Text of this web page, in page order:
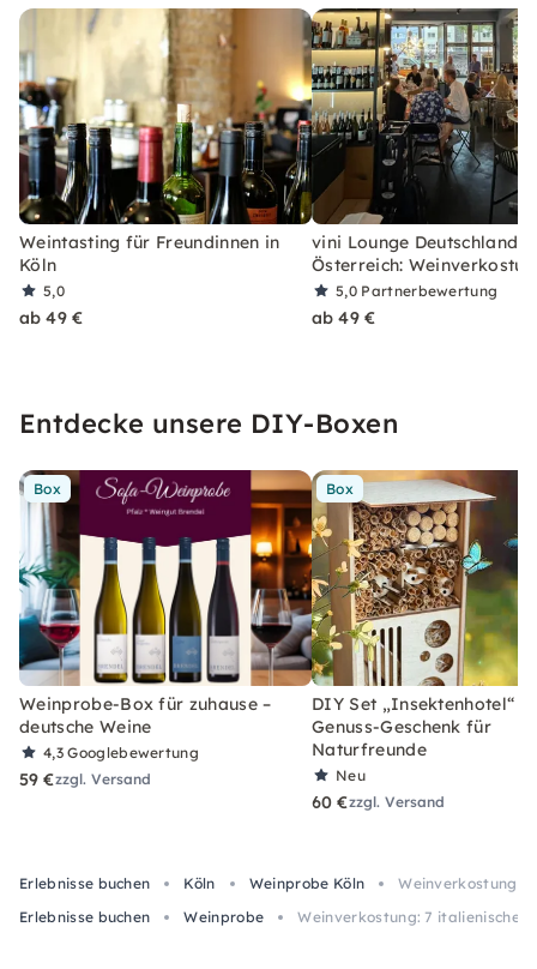
Weintasting für Freundinnen in
Köln
5,0
ab 49 €
vini Lounge Deutschland
Österreich:
5,0 Partnerbewertung
ab 49 €
Entdecke unsere DIY-Boxen
Box
Weinprobe-Box für zuhause –
deutsche Weine
4,3Googlebewertung
59 €zzgl. Versand
Box
DIY Set „Insektenhotel“ –
Genuss-Geschenk für
Naturfreunde
Neu
60 €zzgl. Versand
Erlebnisse buchen Köln Weinprobe Köln
Weinverkostung:
Erlebnisse buchen
Weinprobe Weinverkostung: 7 italienische